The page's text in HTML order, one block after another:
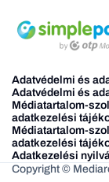
Adatvédelmi és
Adatvédelmi és
Médiatartalom-
adatkezelési
Médiatartalom-
adatkezelési
Adatkezelési
Copyright ©